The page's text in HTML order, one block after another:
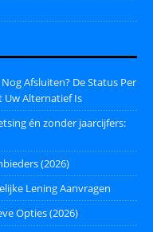
Afsluiten? De Status Per
Uw Alternatief Is
én zonder jaarcijfers:
(2026)
Lening Aanvragen
Opties (2026)